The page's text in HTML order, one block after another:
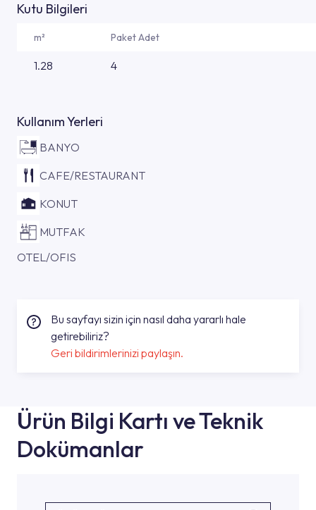
Kutu Bilgileri
m² Paket Adet
1.28 4
Kullanım Yerleri
BANYO
CAFE/RESTAURANT
KONUT
MUTFAK
OTEL/OFIS
Bu sayfayı sizin için nasıl daha yararlı hale
getirebiliriz?
Geri bildirimlerinizi paylaşın.
Ürün Bilgi Kartı ve Teknik
Dokümanlar